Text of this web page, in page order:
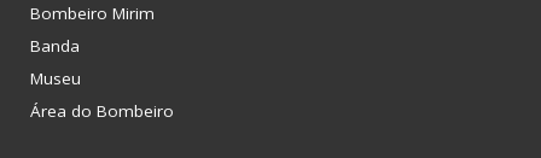
Bombeiro Mirim
Banda
Museu
Área do Bombeiro